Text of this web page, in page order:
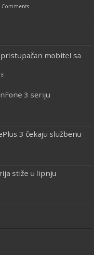
Comments
mobitel sa
3 seriju
3 čekaju službenu
stiže u lipnju